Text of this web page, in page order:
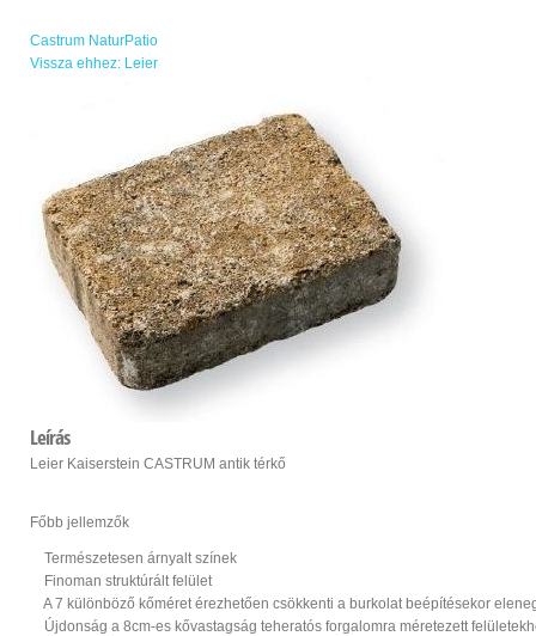
Castrum NaturPatio
Vissza ehhez: Leier
Leírás
Leier Kaiserstein CASTRUM antik térkő
Főbb jellemzők
Természetesen árnyalt színek
Finoman struktúrált felület
A 7 különböző kőméret érezhetően csökkenti a burkolat beépítésekor
Újdonság a 8cm-es kővastagság teheratós forgalomra méretezett